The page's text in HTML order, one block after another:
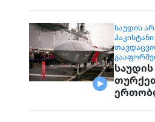
ᲡᲐᲣᲓᲘᲡ